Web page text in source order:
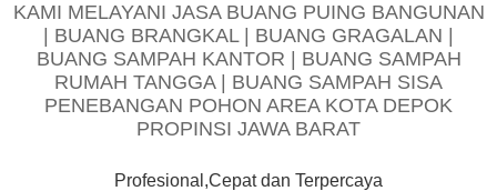
KAMI MELAYANI JASA BUANG PUING BANGUNAN
| BUANG BRANGKAL | BUANG GRAGALAN |
BUANG SAMPAH KANTOR | BUANG SAMPAH
RUMAH TANGGA | BUANG SAMPAH SISA
PENEBANGAN POHON AREA KOTA DEPOK
PROPINSI JAWA BARAT
Profesional,Cepat dan Terpercaya